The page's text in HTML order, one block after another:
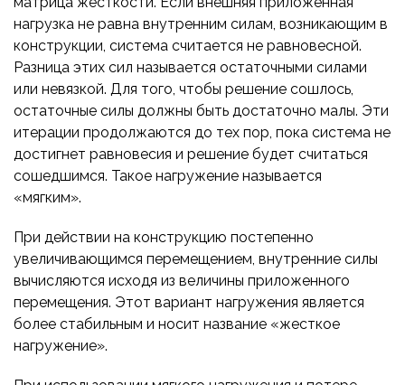
нагрузка не равна внутренним силам, возникающим в
конструкции, система считается не равновесной.
Разница этих сил называется остаточными силами
или невязкой. Для того, чтобы решение сошлось,
остаточные силы должны быть достаточно малы. Эти
итерации продолжаются до тех пор, пока система не
достигнет равновесия и решение будет считаться
сошедшимся. Такое нагружение называется
«мягким».
При действии на конструкцию постепенно
увеличивающимся перемещением, внутренние силы
вычисляются исходя из величины приложенного
перемещения. Этот вариант нагружения является
более стабильным и носит название «жесткое
нагружение».